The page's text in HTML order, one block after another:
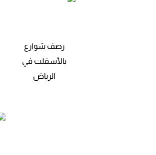
رصف شوارع
بالأسفلت في
الرياض